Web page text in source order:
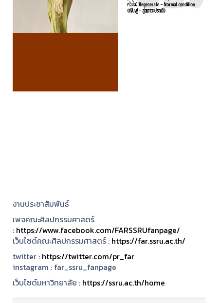
งานประชาสัมพันธ์
เพจคณะศิลปกรรมศาสตร์
: https://www.facebook.com/FARSSRUfanpage/
เว็บไซต์คณะศิลปกรรมศาสตร์ : https://far.ssru.ac.th/
twitter : https://twitter.com/pr_far
instagram : far_ssru_fanpage
เว็บไซต์มหาวิทยาลัย : https://ssru.ac.th/home